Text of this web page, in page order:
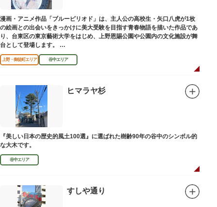
漫画・アニメ作品「ブルーピリオド」は、主人公の高校生・矢口八虎が1枚
の絵画との出会いをきっかけに美大受験を目指す青春物語を描いた作品であ
り、台東区の東京藝術大学をはじめ、上野恩賜公園や公園内の文化施設が舞
台として登場します。
区にゆかりのある本作品を通して、新たな観光スポット創出による誘客促進
と区内観光客の回遊性向上を図るため、こちらのマンホール蓋を設置しまし
設置年月日：令和4年3月1日
上野・御徒町エリア 谷中エリア
ヒマラヤ杉
『美しい日本の歴史的風土100選』に選ばれた樹齢90年の谷中のシンボル的
な大木です。
谷中エリア
すしや通り